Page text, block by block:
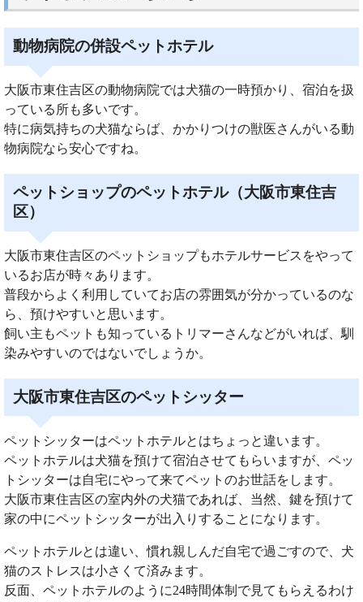
動物病院の併設ペットホテル
大阪市東住吉区の動物病院では犬猫の一時預かり、宿泊を扱
っている所も多いです。
特に病気持ちの犬猫ならば、かかりつけの獣医さんがいる動
物病院なら安心ですね。
ペットショップのペットホテル（大阪市東住吉
区）
大阪市東住吉区のペットショップもホテルサービスをやって
いるお店が時々あります。
普段からよく利用していてお店の雰囲気が分かっているのな
ら、預けやすいと思います。
飼い主もペットも知っているトリマーさんなどがいれば、馴
染みやすいのではないでしょうか。
大阪市東住吉区のペットシッター
ペットシッターはペットホテルとはちょっと違います。
ペットホテルは犬猫を預けて宿泊させてもらいますが、ペッ
トシッターは自宅にやって来てペットのお世話をします。
大阪市東住吉区の室内外の犬猫であれば、当然、鍵を預けて
家の中にペットシッターが出入りすることになります。
ペットホテルとは違い、慣れ親しんだ自宅で過ごすので、犬
猫のストレスは小さくて済みます。
反面、ペットホテルのように24時間体制で見てもらえるわけ